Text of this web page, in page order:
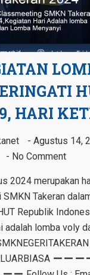
HARI
Agustus 14,
No Comment
2024 merupakan
Takeran
Republik
adalah lomba voly